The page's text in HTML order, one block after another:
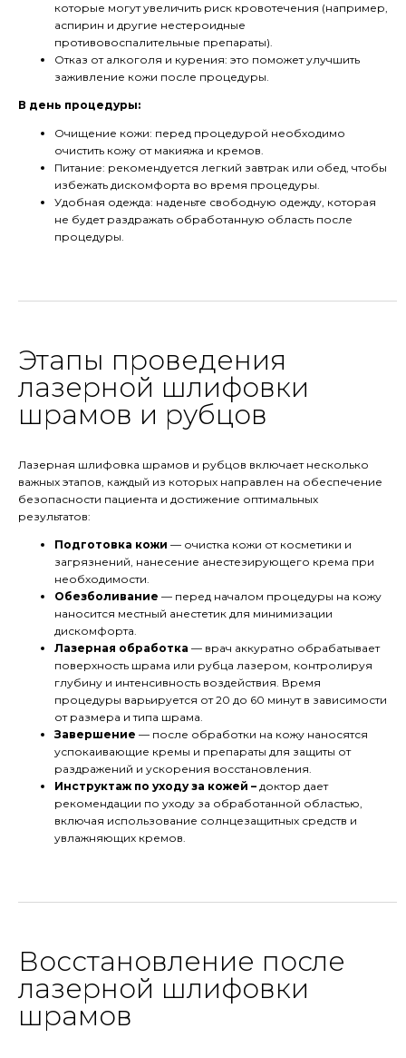
которые могут увеличить риск кровотечения (например,
аспирин и другие нестероидные
противовоспалительные препараты).
Отказ от алкоголя и курения: это поможет улучшить
заживление кожи после процедуры.
В день процедуры:
Очищение кожи: перед процедурой необходимо
очистить кожу от макияжа и кремов.
Питание: рекомендуется легкий завтрак или обед, чтобы
избежать дискомфорта во время процедуры.
Удобная одежда: наденьте свободную одежду, которая
не будет раздражать обработанную область после
процедуры.
Этапы проведения
лазерной шлифовки
шрамов и рубцов
Лазерная шлифовка шрамов и рубцов включает несколько
важных этапов, каждый из которых направлен на обеспечение
безопасности пациента и достижение оптимальных
результатов:
Подготовка кожи — очистка кожи от косметики и
загрязнений, нанесение анестезирующего крема при
необходимости.
Обезболивание — перед началом процедуры на кожу
наносится местный анестетик для минимизации
дискомфорта.
Лазерная обработка — врач аккуратно обрабатывает
поверхность шрама или рубца лазером, контролируя
глубину и интенсивность воздействия. Время
процедуры варьируется от 20 до 60 минут в зависимости
от размера и типа шрама.
Завершение — после обработки на кожу наносятся
успокаивающие кремы и препараты для защиты от
раздражений и ускорения восстановления.
Инструктаж по уходу за кожей – доктор дает
рекомендации по уходу за обработанной областью,
включая использование солнцезащитных средств и
увлажняющих кремов.
Восстановление после
лазерной шлифовки
шрамов